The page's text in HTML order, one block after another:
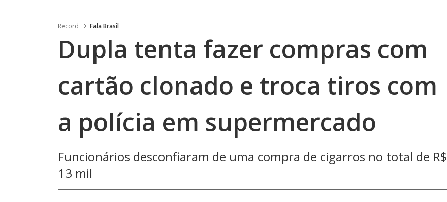
Record Fala Brasil
Dupla tenta fazer compras com
cartão clonado e troca tiros com
a polícia em supermercado
Funcionários desconfiaram de uma compra de cigarros no total de R$
13 mil